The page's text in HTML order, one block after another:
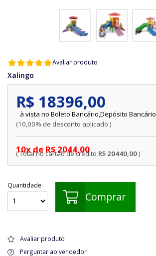
Avaliar produto
Xalingo
R$ 20440,00
10x de R$ 2044,00
R$ 18396,00
10,00% de desconto aplicado
Boleto Bancário,Depósito Bancário
Quantidade:
Comprar
Avaliar produto
Perguntar ao vendedor